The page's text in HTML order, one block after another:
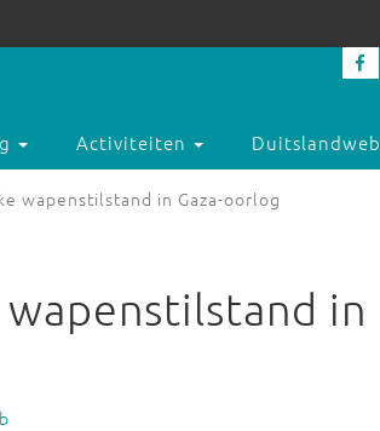
Activiteiten Duitslandweb
wapenstilstand in Gaza-oorlog
in